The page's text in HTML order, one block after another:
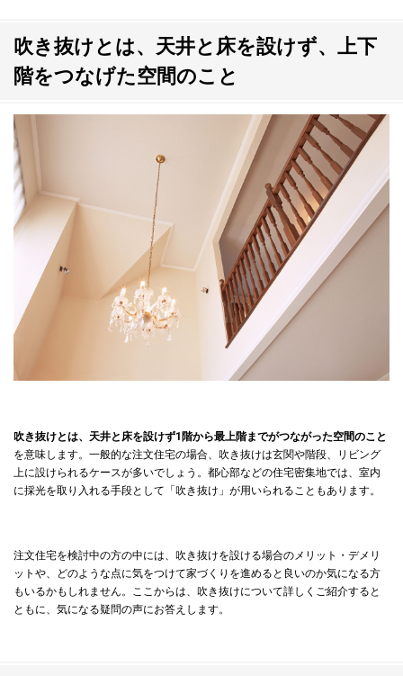
＜デメリット1＞2階の床面積が狭くなる
＜デメリット2＞音やにおいが気になることも
＜デメリット3＞光熱費の負担が大きくなる
＜デメリット4＞窓やカーテンなどの掃除がしにくい
＜デメリット5＞プライバシーの確保に対策が必要
吹き抜け照明の種類と選び方のコツ
ペンダントライトを使う
ダクトレールに照明を設置する
壁面に間接照明をつける
吹き抜けリビングを過ごしやすくする対策
断熱性・気密性の高い家にする
シーリングファンなどを設置し、空気を循環させる
条件にあわせ窓にカーテンの設置も検討
吹き抜けと相性の良い間取り実例を紹介
リビング階段を設置して、敷地を有効活用した間取り
静かに過ごしたい寝室を、吹き抜けから離して配置した間取り
大手ハウスメーカーで吹き抜けのある家づくり
吹き抜けとは、天井と床を設けず、上下
階をつなげた空間のこと
吹き抜けとは、天井と床を設けず1階から最上階までがつながった空間のこと
を意味します。一般的な注文住宅の場合、吹き抜けは玄関や階段、リビング
上に設けられるケースが多いでしょう。都心部などの住宅密集地では、室内
に採光を取り入れる手段として「吹き抜け」が用いられることもあります。
注文住宅を検討中の方の中には、吹き抜けを設ける場合のメリット・デメリ
ットや、どのような点に気をつけて家づくりを進めると良いのか気になる方
もいるかもしれません。ここからは、吹き抜けについて詳しくご紹介すると
ともに、気になる疑問の声にお答えします。